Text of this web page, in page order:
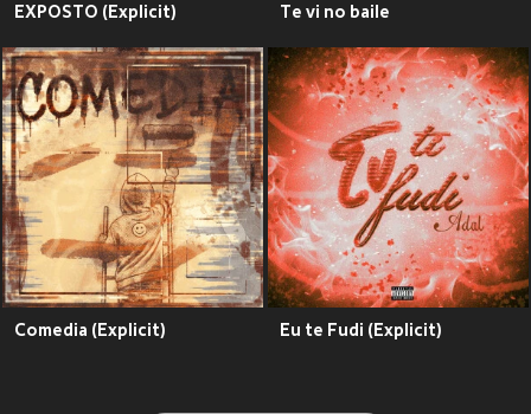
EXPOSTO (Explicit) Te vi no baile
Comedia (Explicit) Eu te Fudi (Explicit)